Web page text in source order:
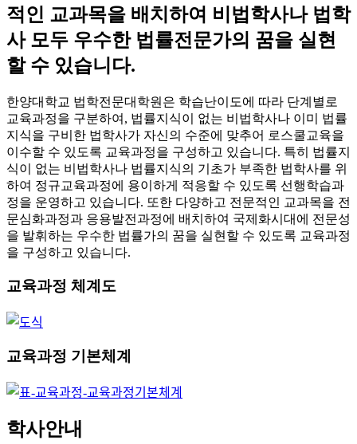
적인 교과목을 배치하여 비법학사나 법학
사 모두 우수한 법률전문가의 꿈을 실현
할 수 있습니다.
한양대학교 법학전문대학원은 학습난이도에 따라 단계별로
교육과정을 구분하여, 법률지식이 없는 비법학사나 이미 법률
지식을 구비한 법학사가 자신의 수준에 맞추어 로스쿨교육을
이수할 수 있도록 교육과정을 구성하고 있습니다. 특히 법률지
식이 없는 비법학사나 법률지식의 기초가 부족한 법학사를 위
하여 정규교육과정에 용이하게 적응할 수 있도록 선행학습과
정을 운영하고 있습니다. 또한 다양하고 전문적인 교과목을 전
문심화과정과 응용발전과정에 배치하여 국제화시대에 전문성
을 발휘하는 우수한 법률가의 꿈을 실현할 수 있도록 교육과정
을 구성하고 있습니다.
교육과정 체계도
교육과정 기본체계
학사안내